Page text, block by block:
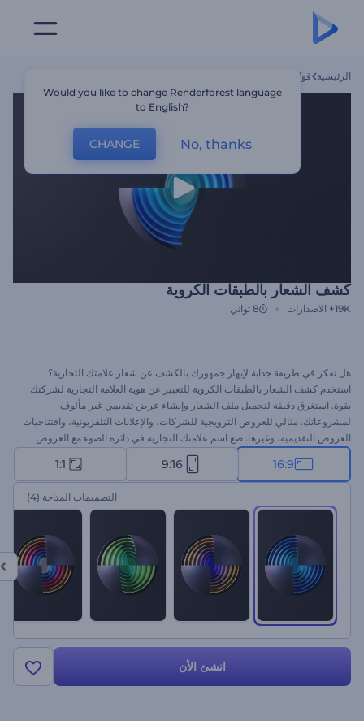
الرئيسية قوالب
كشف الشعار بالطبقات الكروية
19K+ الاصدارات 8 ثواني
هل تفكر في طريقة جذابة لإبهار جمهورك بالكشف عن شعار علامتك التجارية؟
استخدم كشف الشعار بالطبقات الكروية للتعبير عن هوية العلامة التجارية لشركتك
بقوة. استغرق دقيقة لتحميل ملف الشعار وإنشاء عرض تقديمي غير مألوف
لمشروعاتك. مثالي للعروض الترويجية للشركات، والإعلانات التلفزيونية، وافتتاحيات
العروض التقديمية، وغيرها. ضع اسم علامتك التجارية في دائرة الضوء مع العروض
التقديمية الإبداعية لمشروعاتك. جرب الآن!
16:9
9:16
1:1
التصميمات المتاحة (4)
انشئ الأن
Would you like to change Renderforest language
to English?
CHANGE No, thanks